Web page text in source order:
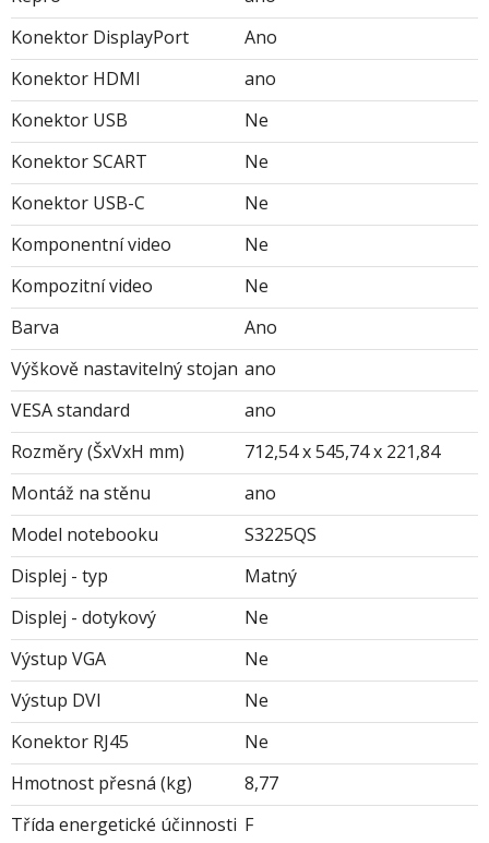
Konektor DisplayPort
Ano
Konektor HDMI
ano
Konektor USB
Ne
Konektor SCART
Ne
Konektor USB-C
Ne
Komponentní video
Ne
Kompozitní video
Ne
Barva
Ano
Výškově nastavitelný stojan ano
VESA standard
ano
Rozměry (ŠxVxH mm)
712,54 x 545,74 x 221,84
Montáž na stěnu
ano
Model notebooku
S3225QS
Displej - typ
Matný
Displej - dotykový
Ne
Výstup VGA
Ne
Výstup DVI
Ne
Konektor RJ45
Ne
Hmotnost přesná (kg)
8,77
Třída energetické účinnosti F